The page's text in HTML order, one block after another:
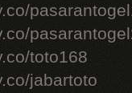
toto168
jabartoto